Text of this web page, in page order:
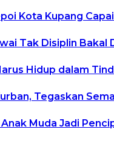
Kota Kupang
Tak Disiplin Bakal
Hidup dalam
Tegaskan
Muda Jadi